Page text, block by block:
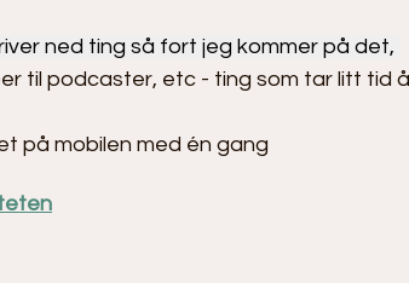
ned ting så fort jeg kommer på det,
til podcaster, etc - ting som tar litt tid
på mobilen med én gang